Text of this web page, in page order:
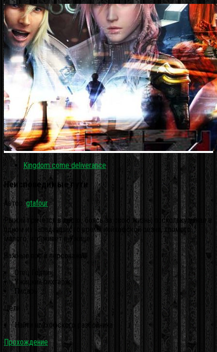
Kingdom come deliverance
Неисповедимые пути
Автор:gtafour ·
Рыжий прячется в лесах, боясь за свою жизнь, поскольку узнал в
одном из нападавших во время нойхофской резни, хромого
малого, что живет в Ужице.
Важные npc и персонажи
Отец Годвин
Ужицкий рихтарж
Писарь
Цели
Найти нойхофского разбойника
Прохождение